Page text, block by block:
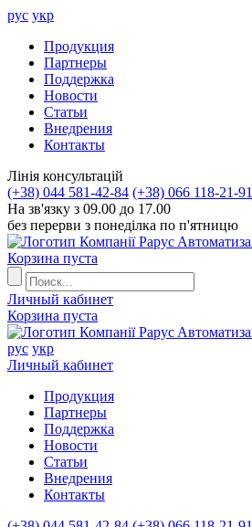
рус укр
Продукция
Партнеры
Поддержка
Новости
Статьи
Внедрения
Контакты
Лiнiя консультацiй
(+38) 044 581-42-84 (+38) 066 118-21-91
На зв'язку з 09.00 до 17.00
без перерви з понеділка по п'ятницю
Корзина пуста
Личный кабинет
Корзина пуста
рус укр
Личный кабинет
Продукция
Партнеры
Поддержка
Новости
Статьи
Внедрения
Контакты